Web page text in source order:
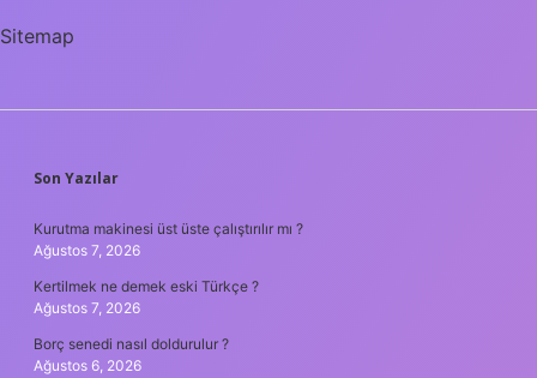
Sitemap
SIDEBAR
Son Yazılar
Kurutma makinesi üst üste çalıştırılır mı ?
Ağustos 7, 2026
Kertilmek ne demek eski Türkçe ?
Ağustos 7, 2026
Borç senedi nasıl doldurulur ?
Ağustos 6, 2026